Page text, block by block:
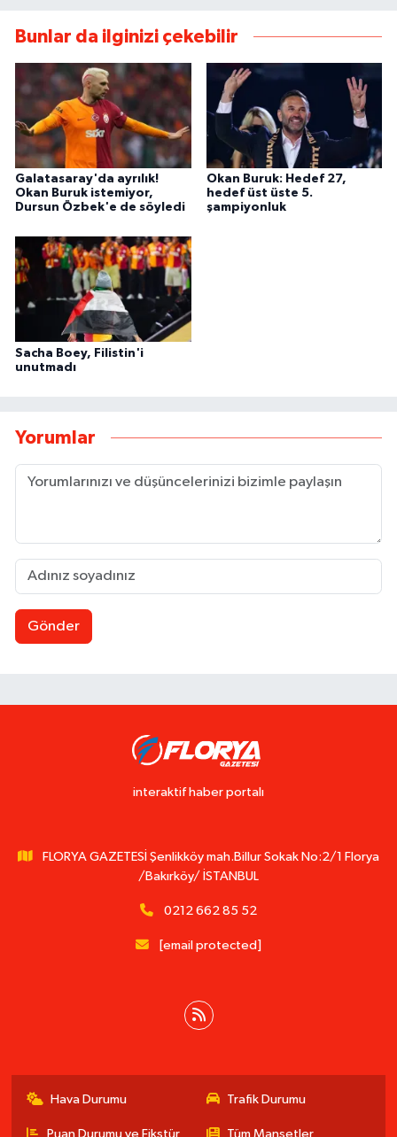
Bunlar da ilginizi çekebilir
Galatasaray'da ayrılık!
Okan Buruk istemiyor,
Dursun Özbek'e de söyledi
Okan Buruk: Hedef 27,
hedef üst üste 5.
şampiyonluk
Sacha Boey, Filistin'i
unutmadı
Yorumlar
Gönder
interaktif haber portalı
FLORYA GAZETESİ Şenlikköy mah.Billur Sokak No:2/1 Florya
/Bakırköy/ İSTANBUL
0212 662 85 52
[email protected]
Hava Durumu Trafik Durumu
Puan Durumu ve Fikstür Tüm Manşetler